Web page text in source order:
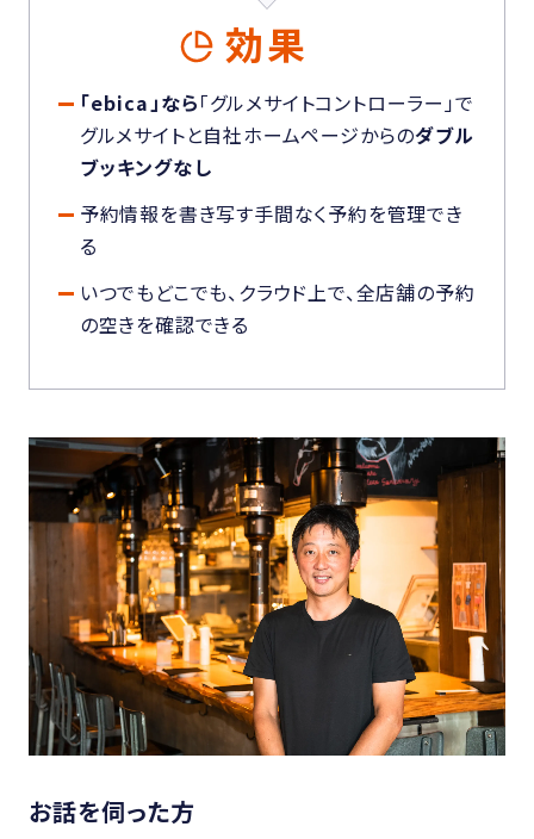
効果
「ebica」なら「グルメサイトコントローラー」で
グルメサイトと自社ホームページからのダブル
ブッキングなし
予約情報を書き写す手間なく予約を管理でき
る
いつでもどこでも、クラウド上で、全店舗の予約
の空きを確認できる
お話を伺った方